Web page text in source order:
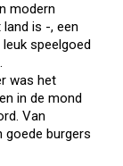
modern
is -, een
speelgoed
was het
in de mond
Van
goede burgers